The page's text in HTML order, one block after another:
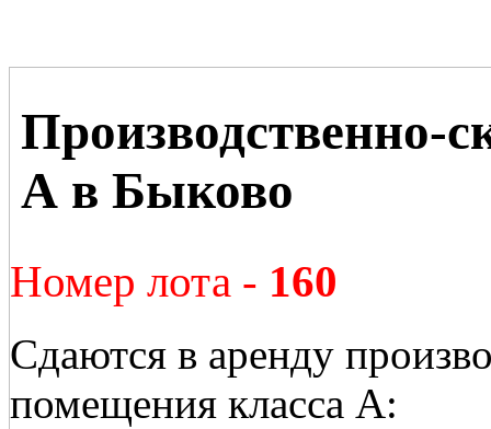
Производственно-
А в Быково
Номер лота - 160
Сдаются в аренду
помещения класса А: